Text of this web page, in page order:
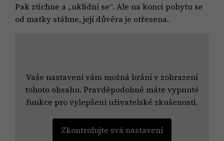
Pak ztichne a „uklidní se“. Ale na konci pobytu se
od matky stáhne, její důvěra je otřesena.
Vaše nastavení vám možná brání v zobrazení
tohoto obsahu. Pravděpodobně máte vypnuté
funkce pro vylepšení uživatelské zkušenosti.
Zkontrolujte svá nastavení